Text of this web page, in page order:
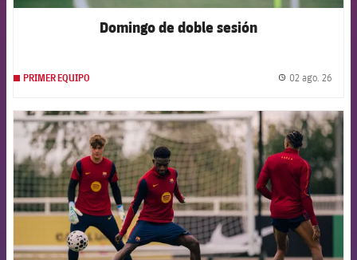
Domingo de doble sesión
PRIMER EQUIPO 02 ago. 26
FCB Barcelona badge